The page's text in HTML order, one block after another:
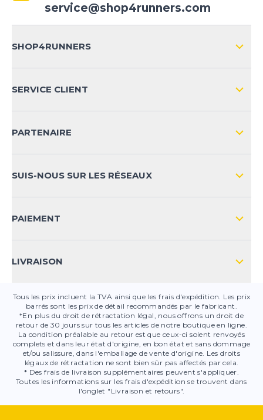
service@shop4runners.com
SHOP4RUNNERS
SERVICE CLIENT
CONTACT
SÉCURITÉ DES PRODUITS
PARTENAIRE
SUIS-NOUS SUR LES RÉSEAUX
PAIEMENT
LIVRAISON
Tous les prix incluent la TVA ainsi que les frais d'expédition. Les prix
barrés sont les prix de détail recommandés par le fabricant.
*En plus du droit de rétractation légal, nous offrons un droit de
retour de 30 jours sur tous les articles de notre boutique en ligne.
La condition préalable au retour est que ceux-ci soient renvoyés
complets et dans leur état d'origine, en bon état et sans dommage
et/ou salissure, dans l'emballage de vente d'origine. Les droits
légaux de rétractation ne sont bien sûr pas affectés par cela.
* Des frais de livraison supplémentaires peuvent s'appliquer.
Toutes les informations sur les frais d'expédition se trouvent dans
l'onglet "Livraison et retours".